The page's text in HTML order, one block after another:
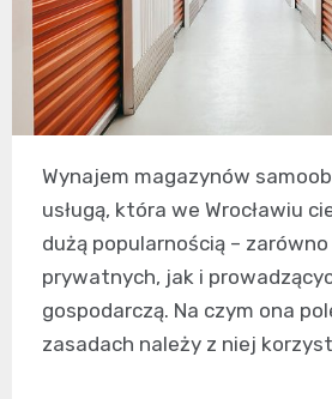
Wynajem magazynów
usługą, która we Wrocławiu
dużą popularnością –
prywatnych, jak i
gospodarczą. Na czym ona
zasadach należy z niej